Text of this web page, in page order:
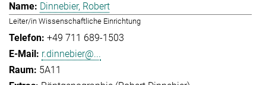
Dinnebier, Robert
Leiter/in Wissenschaftliche Einrichtung
+49 711 689-1503
r.dinnebier@...
5A11